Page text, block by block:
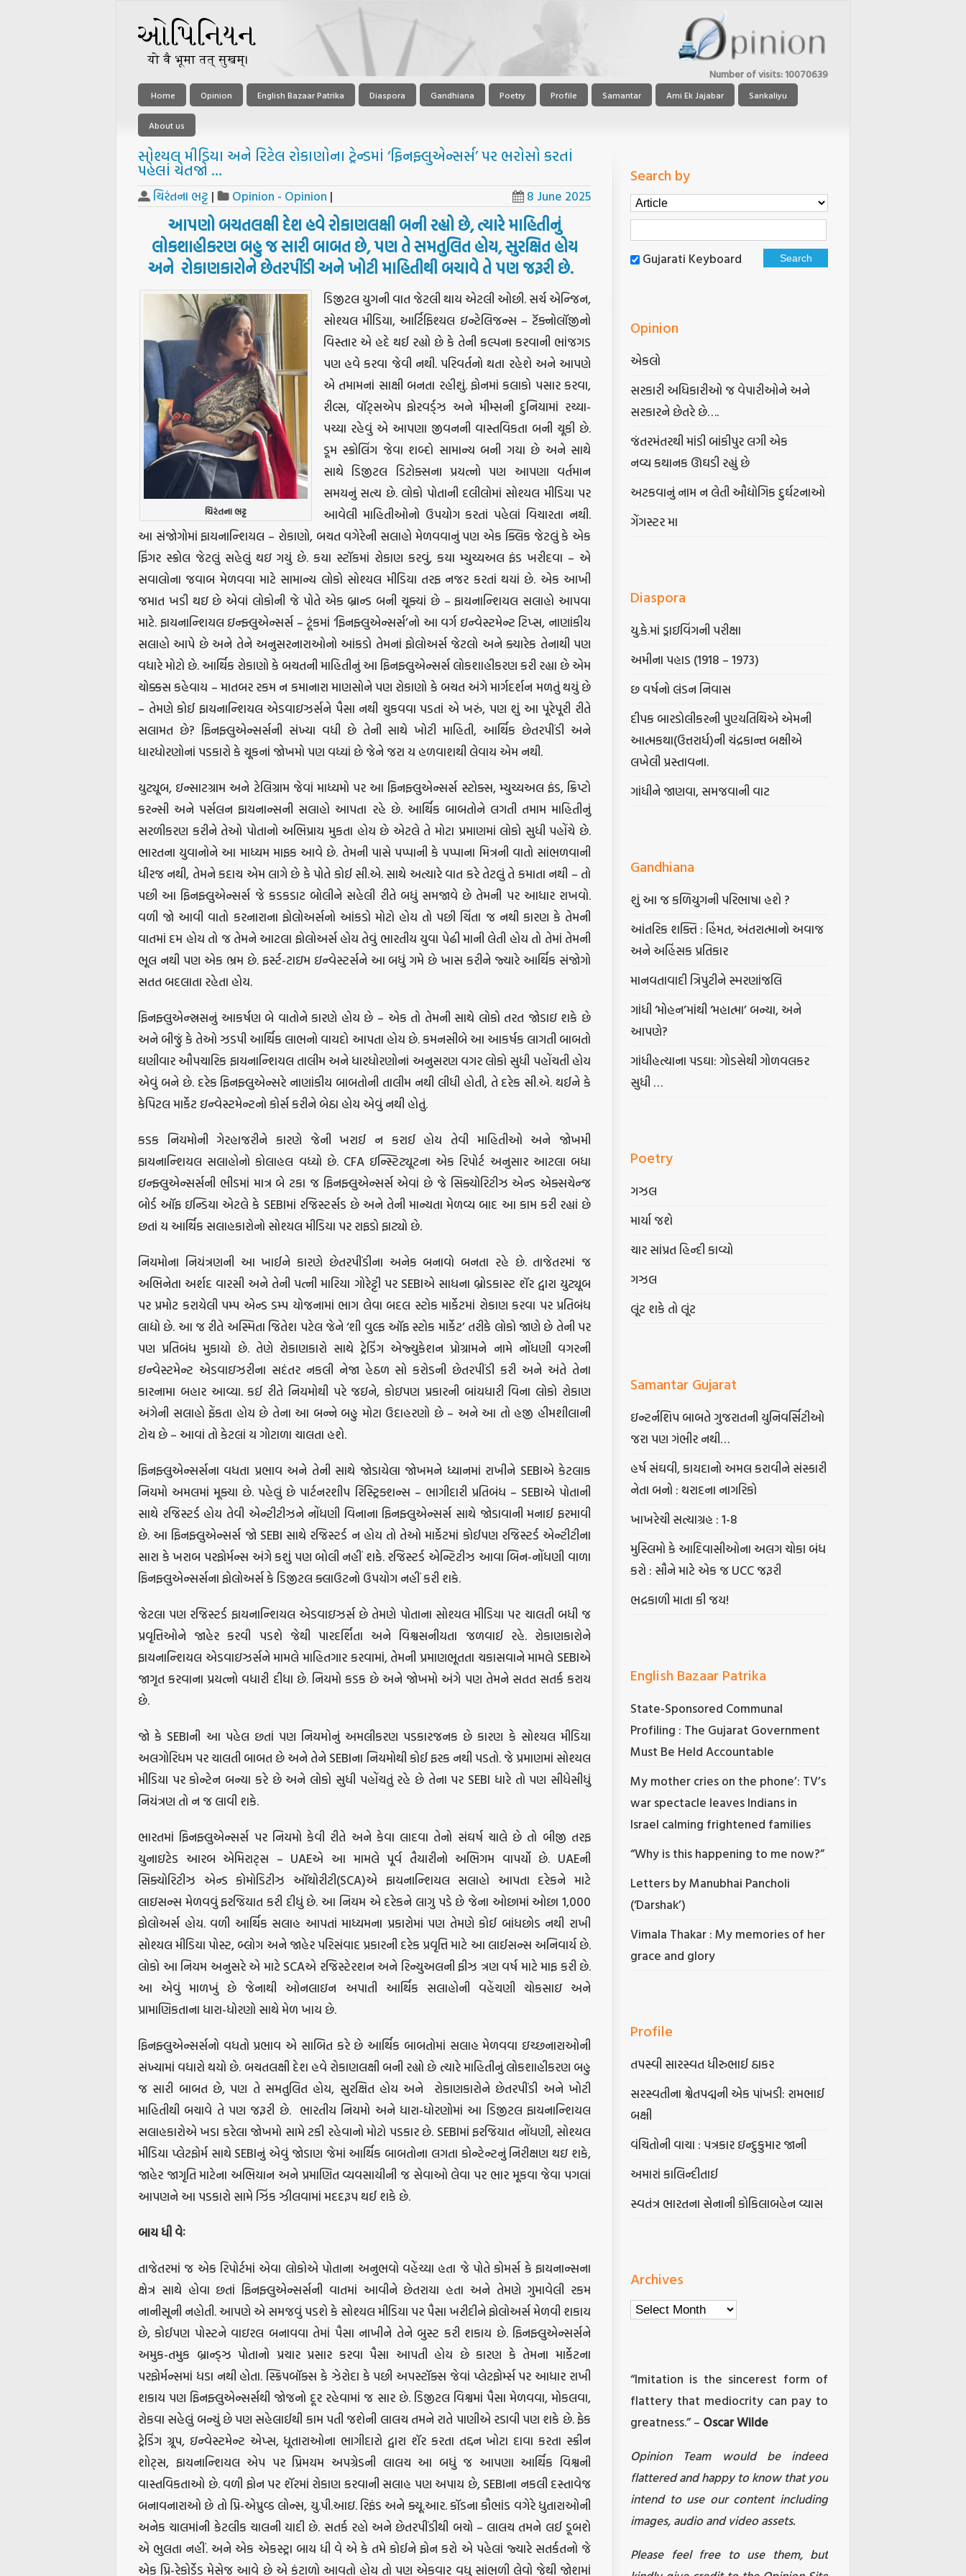
Number of visits:10070639
Home Opinion English Bazaar Patrika Diaspora Gandhiana Poetry Profile Samantar Ami Ek Jajabar Sankaliyu
About us
સોશ્યલ મીડિયા અને રિટેલ રોકાણોના ટ્રેન્ડમાં ‘ફિનફ્લુએન્સર્સ’ પર ભરોસો કરતાં
પહેલાં ચેતજો …
ચિરંતના ભટ્ટ | Opinion - Opinion | 8 June 2025
આપણો બચતલક્ષી દેશ હવે રોકાણલક્ષી બની રહ્યો છે, ત્યારે માહિતીનું
લોકશાહીકરણ બહુ જ સારી બાબત છે, પણ તે સમતુલિત હોય, સુરક્ષિત હોય
અને રોકાણકારોને છેતરપીંડી અને ખોટી માહિતીથી બચાવે તે પણ જરૂરી છે.
ચિરંતના ભટ્ટ
ડિજીટલ યુગની વાત જેટલી થાય એટલી ઓછી. સર્ચ એન્જિન,
સોશ્યલ મીડિયા, આર્ટિફિશ્યલ ઇન્ટેલિજન્સ – ટૅક્નોલૉજીનો
વિસ્તાર એ હદે થઈ રહ્યો છે કે તેની કલ્પના કરવાની ભાંજગડ
પણ હવે કરવા જેવી નથી. પરિવર્તનો થતા રહેશે અને આપણે
એ તમામનાં સાક્ષી બનતા રહીશું. ફોનમાં કલાકો પસાર કરવા,
રીલ્સ, વૉટ્સએપ ફોરવર્ડ્ઝ અને મીમ્સની દુનિયામાં રચ્યા-
પચ્યા રહેવું એ આપણા જીવનની વાસ્તવિકતા બની ચૂકી છે.
ડૂમ સ્ક્રોલિંગ જેવા શબ્દો સામાન્ય બની ગયા છે અને સાથે
સાથે ડિજીટલ ડિટોક્સના પ્રયત્નો પણ આપણા વર્તમાન
સમયનું સત્ય છે. લોકો પોતાની દલીલોમાં સોશ્યલ મીડિયા પર
આવેલી માહિતીઓનો ઉપયોગ કરતાં પહેલાં વિચારતા નથી.
આ સંજોગોમાં ફાયનાન્શિયલ – રોકાણો, બચત વગેરેની સલાહો મેળવવાનું પણ એક ક્લિક જેટલું કે એક
ફિંગર સ્ક્રોલ જેટલું સહેલું થઇ ગયું છે. કયા સ્ટૉકમાં રોકાણ કરવું, કયા મ્યુચ્યઅલ ફંડ ખરીદવા – એ
સવાલોના જવાબ મેળવવા માટે સામાન્ય લોકો સોશ્યલ મીડિયા તરફ નજર કરતાં થયાં છે. એક આખી
જમાત ખડી થઇ છે એવાં લોકોની જે પોતે એક બ્રાન્ડ બની ચૂક્યાં છે – ફાયનાન્શિયલ સલાહો આપવા
માટે. ફાયનાન્શિયલ ઇન્ફ્લુએન્સર્સ – ટૂંકમાં ‘ફિનફ્લુએન્સર્સ’નો આ વર્ગ ઇન્વેસ્ટમેન્ટ ટિપ્સ, નાણાંકીય
સલાહો આપે છે અને તેને અનુસરનારાઓનો આંકડો તેમનાં ફોલોઅર્સ જેટલો અને ક્યારેક તેનાથી પણ
વધારે મોટો છે. આર્થિક રોકાણો કે બચતની માહિતીનું આ ફિનફ્લુએન્સર્સ લોકશાહીકરણ કરી રહ્યા છે એમ
ચોક્કસ કહેવાય – માતબર રકમ ન કમાનારા માણસોને પણ રોકાણો કે બચત અંગે માર્ગદર્શન મળતું થયું છે
– તેમણે કોઈ ફાયનાન્શિયલ એડવાઇઝર્સને પૈસા નથી ચુકવવા પડતાં એ ખરું, પણ શું આ પૂરેપૂરી રીતે
સલામત છે? ફિનફ્લુએન્સર્સની સંખ્યા વધી છે તેની સાથે ખોટી માહિતી, આર્થિક છેતરપીંડી અને
ધારધોરણોનાં પડકારો કે ચૂકનાં જોખમો પણ વધ્યાં છે જેને જરા ય હળવાશથી લેવાય એમ નથી.
યુટ્યૂબ, ઇન્સાટગ્રામ અને ટેલિગ્રામ જેવાં માધ્યમો પર આ ફિનફ્લુએન્સર્સ સ્ટોક્સ, મ્યુચ્યઅલ ફંડ, ક્રિપ્ટો
કરન્સી અને પર્સલન ફાયનાન્સની સલાહો આપતા રહે છે. આર્થિક બાબતોને લગતી તમામ માહિતીનું
સરળીકરણ કરીને તેઓ પોતાનો અભિપ્રાય મુકતા હોય છે એટલે તે મોટા પ્રમાણમાં લોકો સુધી પહોંચે છે.
ભારતના યુવાનોને આ માધ્યમ માફક આવે છે. તેમની પાસે પપ્પાની કે પપ્પાના મિત્રની વાતો સાંભળવાની
ધીરજ નથી, તેમને કદાચ એમ લાગે છે કે પોતે કોઈ સી.એ. સાથે અત્યારે વાત કરે તેટલું તે કમાતા નથી – તો
પછી આ ફિનફ્લુએન્સર્સ જે કડકડાટ બોલીને સહેલી રીતે બધું સમજાવે છે તેમની પર આધાર રાખવો.
વળી જો આવી વાતો કરનારાના ફોલોઅર્સનો આંકડો મોટો હોય તો પછી ચિંતા જ નથી કારણ કે તેમની
વાતમાં દમ હોય તો જ તેમને આટલા ફોલોઅર્સ હોય તેવું ભારતીય યુવા પેઢી માની લેતી હોય તો તેમાં તેમની
ભૂલ નથી પણ એક ભ્રમ છે. ફર્સ્ટ-ટાઇમ ઇન્વેસ્ટર્સને આ બધું ગમે છે ખાસ કરીને જ્યારે આર્થિક સંજોગો
સતત બદલાતા રહેતા હોય.
ફિનફ્લુએન્સ્રસનું આકર્ષણ બે વાતોને કારણે હોય છે – એક તો તેમની સાથે લોકો તરત જોડાઇ શકે છે
અને બીજું કે તેઓ ઝડપી આર્થિક લાભનો વાયદો આપતા હોય છે. કમનસીબે આ આકર્ષક લાગતી બાબતો
ઘણીવાર ઔપચારિક ફાયનાન્શિયલ તાલીમ અને ધારધોરણોનાં અનુસરણ વગર લોકો સુધી પહોંચતી હોય
એવું બને છે. દરેક ફિનફ્લુએન્સરે નાણાંકીય બાબતોની તાલીમ નથી લીધી હોતી, તે દરેક સી.એ. થઈને કે
કેપિટલ માર્કેટ ઇન્વેસ્ટમેન્ટનો કોર્સ કરીને બેઠા હોય એવું નથી હોતું.
કડક નિયમોની ગેરહાજરીને કારણે જેની ખરાઈ ન કરાઈ હોય તેવી માહિતીઓ અને જોખમી
ફાયનાન્શિયલ સલાહોનો કોલાહલ વધ્યો છે. CFA ઇન્સ્ટિટ્યૂટના એક રિપોર્ટ અનુસાર આટલા બધા
ઇન્ફ્લુએન્સર્સની ભીડમાં માત્ર બે ટકા જ ફિનફ્લુએન્સર્સ એવાં છે જે સિક્યોરિટીઝ એન્ડ એક્સચેન્જ
બોર્ડ ઑફ ઇન્ડિયા એટલે કે SEBIમાં રજિસ્ટર્સડ છે અને તેની માન્યતા મેળવ્ય બાદ આ કામ કરી રહ્યાં છે
છતાં ય આર્થિક સલાહકારોનો સોશ્યલ મીડિયા પર રાફડો ફાટ્યો છે.
નિયમોના નિયંત્રણની આ ખાઈને કારણે છેતરપીંડીના અનેક બનાવો બનતા રહે છે. તાજેતરમાં જ
અભિનેતા અર્શદ વારસી અને તેની પત્ની મારિયા ગોરેટ્ટી પર SEBIએ સાધના બ્રોડકાસ્ટ શૅર દ્વારા યુટ્યૂબ
પર પ્રમોટ કરાયેલી પમ્પ એન્ડ ડમ્પ યોજનામાં ભાગ લેવા બદલ સ્ટોક માર્કેટમાં રોકાણ કરવા પર પ્રતિબંધ
લાદ્યો છે. આ જ રીતે અસ્મિતા જિતેશ પટેલ જેને ‘શી વુલ્ફ ઑફ સ્ટોક માર્કેટ’ તરીકે લોકો જાણે છે તેની પર
પણ પ્રતિબંધ મુકાયો છે. તેણે રોકાણકારો સાથે ટ્રેડિંગ એજ્યુકેશન પ્રોગ્રામને નામે નોંધણી વગરની
ઇન્વેસ્ટમેન્ટ એડવાઇઝરીના સદંતર નકલી નેજા હેઠળ સો કરોડની છેતરપીંડી કરી અને અંતે તેના
કારનામા બહાર આવ્યા. કઈ રીતે નિયમોથી પરે જઇને, કોઇપણ પ્રકારની બાંયધારી વિના લોકો રોકાણ
અંગેની સલાહો ફેંકતા હોય છે તેના આ બન્ને બહુ મોટા ઉદાહરણો છે – અને આ તો હજી હીમશીલાની
ટોચ છે – આવાં તો કેટલાં ય ગોટાળા ચાલતા હશે.
ફિનફ્લુએન્સર્સના વધતા પ્રભાવ અને તેની સાથે જોડાયેલા જોખમને ધ્યાનમાં રાખીને SEBIએ કેટલાક
નિયમો અમલમાં મૂક્યા છે. પહેલું છે પાર્ટનરશીપ રિસ્ટ્રિક્શન્સ – ભાગીદારી પ્રતિબંધ – SEBIએ પોતાની
સાથે રજિસ્ટર્ડ હોય તેવી એન્ટીટીઝને નોંધણી વિનાના ફિનફ્લુએન્સર્સ સાથે જોડાવાની મનાઈ ફરમાવી
છે. આ ફિનફ્લુએન્સર્સ જો SEBI સાથે રજિસ્ટર્ડ ન હોય તો તેઓ માર્કેટમાં કોઈપણ રજિસ્ટર્ડ એન્ટીટીના
સારા કે ખરાબ પરફોર્મન્સ અંગે કશું પણ બોલી નહીં શકે. રજિસ્ટર્ડ એન્ટિટીઝ આવા બિન-નોંધણી વાળા
ફિનફ્લુએન્સર્સના ફોલોઅર્સ કે ડિજીટલ ક્લાઉટનો ઉપયોગ નહીં કરી શકે.
જેટલા પણ રજિસ્ટર્ડ ફાયનાન્શિયલ એડવાઇઝર્સ છે તેમણે પોતાના સોશ્યલ મીડિયા પર ચાલતી બધી જ
પ્રવૃત્તિઓને જાહેર કરવી પડશે જેથી પારદર્શિતા અને વિશ્વસનીયતા જળવાઈ રહે. રોકાણકારોને
ફાયનાન્શિયલ એડવાઇઝર્સને મામલે માહિતગાર કરવામાં, તેમની પ્રમાણભૂતતા ચકાસવાને મામલે SEBIએ
જાગૃત કરવાના પ્રયત્નો વધારી દીધા છે. નિયમો કડક છે અને જોખમો અંગે પણ તેમને સતત સતર્ક કરાય
છે.
જો કે SEBIની આ પહેલ છતાં પણ નિયમોનું અમલીકરણ પડકારજનક છે કારણ કે સોશ્યલ મીડિયા
અલગોરિધમ પર ચાલતી બાબત છે અને તેને SEBIના નિયમોથી કોઈ ફરક નથી પડતો. જે પ્રમાણમાં સોશ્યલ
મીડિયા પર કોન્ટેન બન્યા કરે છે અને લોકો સુધી પહોંચતું રહે છે તેના પર SEBI ધારે તો પણ સીધેસીધું
નિયંત્રણ તો ન જ લાવી શકે.
ભારતમાં ફિનફ્લુએન્સર્સ પર નિયમો કેવી રીતે અને કેવા લાદવા તેનો સંઘર્ષ ચાલે છે તો બીજી તરફ
યુનાઇટેડ આરબ એમિરાટ્સ – UAEએ આ મામલે પૂર્વ તૈયારીનો અભિગમ વાપર્યો છે. UAEની
સિક્યોરિટીઝ એન્ડ કોમોડિટીઝ ઑથોરીટી(SCA)એ ફાયનાન્શિયલ સલાહો આપતા દરેકને માટે
લાઇસન્સ મેળવવું ફરજિયાત કરી દીધું છે. આ નિયમ એ દરેકને લાગુ પડે છે જેના ઓછામાં ઓછા 1,000
ફોલોઅર્સ હોય. વળી આર્થિક સલાહ આપતાં માધ્યમના પ્રકારોમાં પણ તેમણે કોઈ બાંધછોડ નથી રાખી
સોશ્યલ મીડિયા પોસ્ટ, બ્લોગ અને જાહેર પરિસંવાદ પ્રકારની દરેક પ્રવૃત્તિ માટે આ લાઈસન્સ અનિવાર્ય છે.
લોકો આ નિયમ અનુસરે એ માટે SCAએ રજિસ્ટેરશન અને રિન્યુઅલની ફીઝ ત્રણ વર્ષ માટે માફ કરી છે.
આ એવું માળખું છે જેનાથી ઓનલાઇન અપાતી આર્થિક સલાહોની વહેંચણી ચોકસાઇ અને
પ્રામાણિકતાના ધારા-ધોરણો સાથે મેળ ખાય છે.
ફિનફ્લુએન્સર્સનો વધતો પ્રભાવ એ સાબિત કરે છે આર્થિક બાબતોમાં સલાહ મેળવવા ઇચ્છનારાઓની
સંખ્યામાં વધારો થયો છે. બચતલક્ષી દેશ હવે રોકાણલક્ષી બની રહ્યો છે ત્યારે માહિતીનું લોકશાહીકરણ બહુ
જ સારી બાબત છે, પણ તે સમતુલિત હોય, સુરક્ષિત હોય અને રોકાણકારોને છેતરપીંડી અને ખોટી
માહિતીથી બચાવે તે પણ જરૂરી છે. ભારતીય નિયમો અને ધારા-ધોરણોમાં આ ડિજીટલ ફાયનાન્શિયલ
સલાહકારોએ ખડા કરેલા જોખમો સામે ટકી રહેવાનો મોટો પડકાર છે. SEBIમાં ફરજિયાત નોંધણી, સોશ્યલ
મીડિયા પ્લેટફોર્મ સાથે SEBIનું એવું જોડાણ જેમાં આર્થિક બાબતોના લગતા કોન્ટેન્ટનું નિરીક્ષણ થઇ શકે,
જાહેર જાગૃતિ માટેના અભિયાન અને પ્રમાણિત વ્યવસાયીની જ સેવાઓ લેવા પર ભાર મૂકવા જેવા પગલાં
આપણને આ પડકારો સામે ઝિંક ઝીલવામાં મદદરૂપ થઈ શકે છે.
બાય ધી વેઃ
તાજેતરમાં જ એક રિપોર્ટમાં એવા લોકોએ પોતાના અનુભવો વહેંચ્યા હતા જે પોતે કોમર્સ કે ફાયનાન્સના
ક્ષેત્ર સાથે હોવા છતાં ફિનફ્લુએન્સર્સની વાતમાં આવીને છેતરાયા હતા અને તેમણે ગુમાવેલી રકમ
નાનીસૂની નહોતી. આપણે એ સમજવું પડશે કે સોશ્યલ મીડિયા પર પૈસા ખરીદીને ફોલોઅર્સ મેળવી શકાય
છે, કોઈપણ પોસ્ટને વાઇરલ બનાવવા તેમાં પૈસા નાખીને તેને બુસ્ટ કરી શકાય છે. ફિનફ્લુએન્સર્સને
અમુક-તમુક બ્રાન્ડ્ઝ પોતાનો પ્રચાર પ્રસાર કરવા પૈસા આપતી હોય છે કારણ કે તેમના માર્કેટના
પરફોર્મન્સમાં ધડા નથી હોતા. સ્ક્રિપબૉક્સ કે ઝેરોદા કે પછી અપસ્ટૉક્સ જેવાં પ્લેટફોર્મ્સ પર આધાર રાખી
શકાય પણ ફિનફ્લુએન્સર્સથી જોજનો દૂર રહેવામાં જ સાર છે. ડિજીટલ વિશ્વમાં પૈસા મેળવવા, મોકલવા,
રોકવા સહેલું બન્યું છે પણ સહેલાઈથી કામ પતી જશેની લાલચ તમને રાતે પાણીએ રડાવી પણ શકે છે. ફેક
ટ્રેડિંગ ગ્રૂપ, ઇન્વેસ્ટમેન્ટ એપ્સ, ધૂતારાઓના ભાગીદારો દ્વારા શૅર કરતા તદ્દન ખોટા દાવા કરતા સ્ક્રીન
શોટ્સ, ફાયનાન્શિયલ એપ પર પ્રિમયમ અપગ્રેડની લાલચ આ બધું જ આપણા આર્થિક વિશ્વની
વાસ્તવિકતાઓ છે. વળી ફોન પર શૅરમાં રોકાણ કરવાની સલાહ પણ અપાય છે, SEBIના નકલી દસ્તાવેજ
બનાવનારાઓ છે તો પ્રિ-એપ્રુવ્ડ લોન્સ, યુ.પી.આઇ. રિફંડ અને ક્યૂ.આર. કૉડના કૌભાંડ વગેરે ધુતારાઓની
અનેક ચાલમાંની કેટલીક ચાલની યાદી છે. સતર્ક રહો અને છેતરપીંડીથી બચો – લાલચ તમને લઈ ડૂબશે
એ ભુલતા નહીં. અને એક એકસ્ટ્રા બાય ધી વે એ કે તમે કોઈને ફોન કરો એ પહેલાં જ્યારે સતર્કતનો જે
એક પ્રિ-રેકોર્ડેડ મેસેજ આવે છે એ કંટાળો આવતો હોય તો પણ એકવાર વધુ સાંભળી લેવો જેથી જોશમાં
Search by
Gujarati Keyboard
Opinion
એકલો
સરકારી અધિકારીઓ જ વેપારીઓને અને
સરકારને છેતરે છે….
જંતરમંતરથી માંડી બાંકીપુર લગી એક
નવ્ય કથાનક ઊઘડી રહ્યું છે
અટકવાનું નામ ન લેતી ઔદ્યોગિક દુર્ઘટનાઓ
ગેંગસ્ટર મા
Diaspora
યુ.કે.માં ડ્રાઇવિંગની પરીક્ષા
અમીના પહાડ (1918 – 1973)
છ વર્ષનો લંડન નિવાસ
દીપક બારડોલીકરની પુણ્યતિથિએ એમની
આત્મકથા(ઉત્તરાર્ધ)ની ચંદ્રકાન્ત બક્ષીએ
લખેલી પ્રસ્તાવના.
ગાંધીને જાણવા, સમજવાની વાટ
Gandhiana
શું આ જ કળિયુગની પરિભાષા હશે ?
આંતરિક શક્તિ : હિંમત, અંતરાત્માનો અવાજ
અને અહિંસક પ્રતિકાર
માનવતાવાદી ત્રિપુટીને સ્મરણાંજલિ
ગાંધી ‘મોહન’માંથી ‘મહાત્મા’ બન્યા, અને
આપણે?
ગાંધીહત્યાના પડઘા: ગોડસેથી ગોળવલકર
સુધી …
Poetry
ગઝલ
માર્યા જશે
ચાર સાંપ્રત હિન્દી કાવ્યો
ગઝલ
લૂંટ શકે તો લૂંટ
Samantar Gujarat
ઇન્ટર્નશિપ બાબતે ગુજરાતની યુનિવર્સિટીઓ
જરા પણ ગંભીર નથી…
હર્ષ સંઘવી, કાયદાનો અમલ કરાવીને સંસ્કારી
નેતા બનો : થરાદના નાગરિકો
ખાખરેચી સત્યાગ્રહ : 1-8
મુસ્લિમો કે આદિવાસીઓના અલગ ચોકા બંધ
કરો : સૌને માટે એક જ UCC જરૂરી
ભદ્રકાળી માતા કી જય!
English Bazaar Patrika
State-Sponsored Communal
Profiling : The Gujarat Government
Must Be Held Accountable
My mother cries on the phone’: TV’s
war spectacle leaves Indians in
Israel calming frightened families
“Why is this happening to me now?”
Letters by Manubhai Pancholi
(‘Darshak’)
Vimala Thakar : My memories of her
grace and glory
Profile
તપસ્વી સારસ્વત ધીરુભાઈ ઠાકર
સરસ્વતીના શ્વેતપદ્મની એક પાંખડી: રામભાઈ
બક્ષી
વંચિતોની વાચા : પત્રકાર ઇન્દુકુમાર જાની
અમારાં કાલિન્દીતાઈ
સ્વતંત્ર ભારતના સેનાની કોકિલાબહેન વ્યાસ
Archives
Archives
“Imitation is the sincerest form of
flattery that mediocrity can pay to
greatness.” – Oscar Wilde
Opinion Team would be indeed
flattered and happy to know that you
intend to use our content including
images, audio and video assets.
Please feel free to use them, but